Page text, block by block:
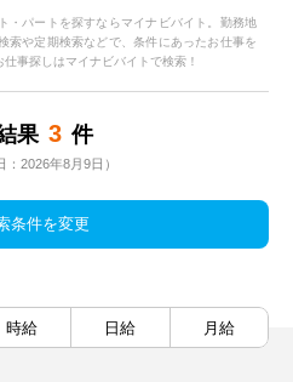
・パートを探すならマイナビバイト。勤務地
索や定期検索などで、条件にあったお仕事を
事探しはマイナビバイトで検索！
果 3 件
：2026年8月9日）
条件を変更
時給 日給 月給